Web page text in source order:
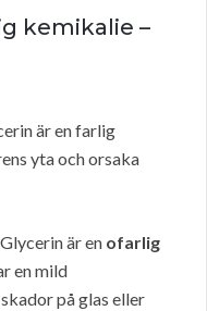
kemikalie –
är en farlig
yta och orsaka
är en ofarlig
en mild
på glas eller